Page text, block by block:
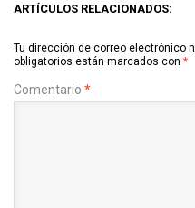
ARTÍCULOS RELACIONADOS:
Tu dirección de correo electrónico
obligatorios están marcados con *
Comentario *